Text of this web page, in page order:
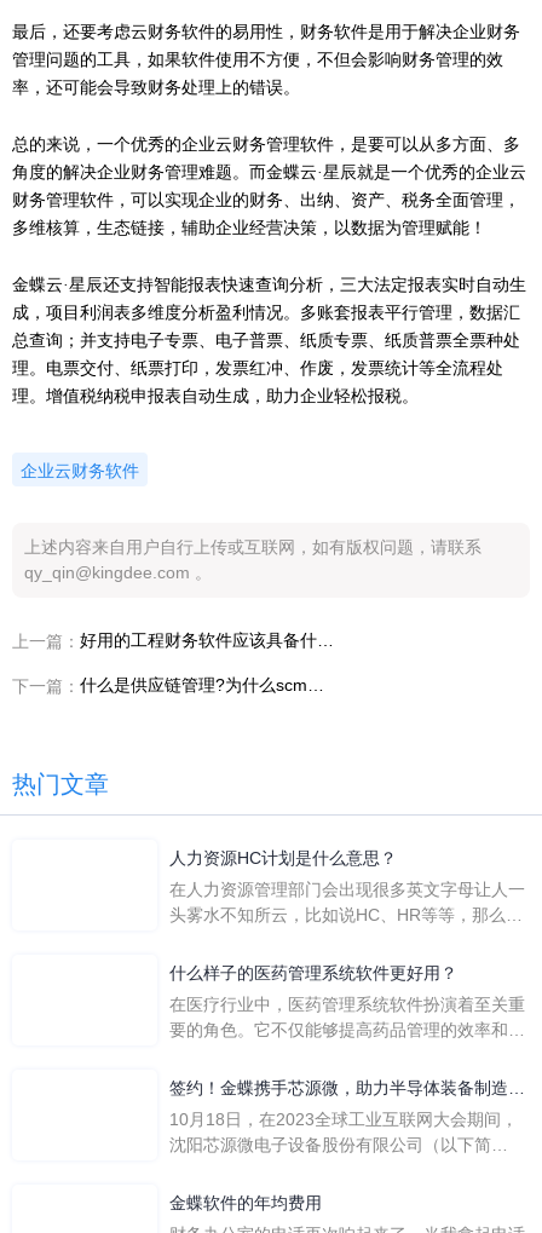
最后，还要考虑云财务软件的易用性，财务软件是用于解决企业财务
管理问题的工具，如果软件使用不方便，不但会影响财务管理的效
率，还可能会导致财务处理上的错误。
总的来说，一个优秀的企业云财务管理软件，是要可以从多方面、多
角度的解决企业财务管理难题。而金蝶云·星辰就是一个优秀的企业云
财务管理软件， 可以实现企业的财务、出纳、资产、税务全面管理，
多维核算，生态链接，辅助企业经营决策，以数据为管理赋能！
金蝶云·星辰还支持智能报表快速查询分析，三大法定报表实时自动生
成，项目利润表多维度分析盈利情况。多账套报表平行管理，数据汇
总查询；并支持电子专票、电子普票、纸质专票、纸质普票全票种处
理。电票交付、纸票打印，发票红冲、作废，发票统计等全流程处
理。增值税纳税申报表自动生成，助力企业轻松报税。
企业云财务软件
上述内容来自用户自行上传或互联网，如有版权问题，请联系
qy_qin@kingdee.com 。
上一篇：
下一篇：
热门文章
人力资源HC计划是什么意思？
在人力资源管理部门会出现很多英文字母让人一
头雾水不知所云，比如说HC、HR等等，那么它
么呢？
什么样子的医药管理系统软件更好用？
在医疗行业中，医药管理系统软件扮演着至关重
要的角色。它不仅能够提高药品管理的效率和准
一个好用的医药管理系统软件应具备以下特点。
地进行操作。 复杂的
签约！金蝶携手芯源微，助力半导体装备制造领
先企业迈向世界
10月18日，在2023全球工业互联网大会期间，
沈阳芯源微电子设备股份有限公司（以下简
下简称“金蝶”）在辽宁沈阳签署战略合作协议。
金蝶软件的年均费用